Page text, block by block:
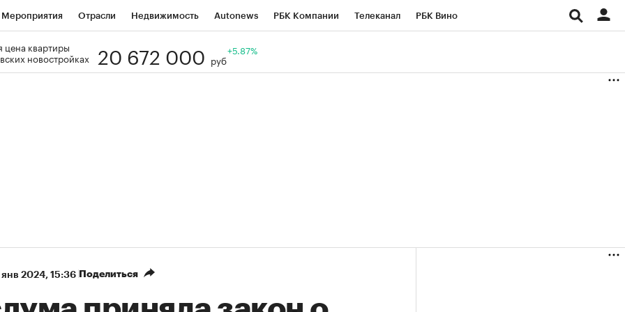
Мероприятия Отрасли Недвижимость Autonews РБК Компании Телеканал РБК Вино
Визионеры
цена квартиры
новостройках
20 672 000 руб
+5.87%
янв 2024, 15:36 Поделиться